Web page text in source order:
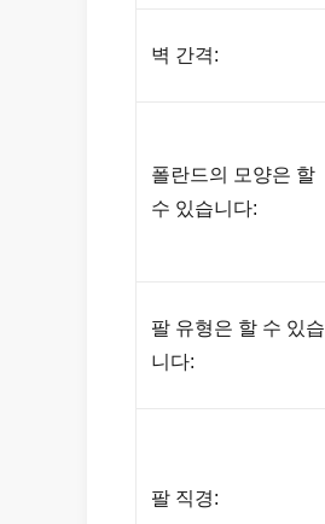
벽 간격:
폴란드의 모양은 할
수 있습니다:
팔 유형은 할 수 있습
니다:
팔 직경: